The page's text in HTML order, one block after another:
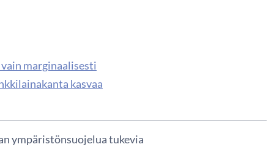
marginaalisesti
kasvaa
ympäristönsuojelua tukevia